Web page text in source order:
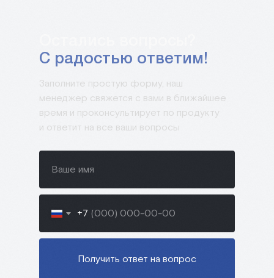
С радостью ответим!
Заполните простую форму, наш
менеджер свяжется с вами в ближайшее
время и проконсультирует по продукту
и ответит на все ваши вопросы
+7
Получить ответ на вопрос